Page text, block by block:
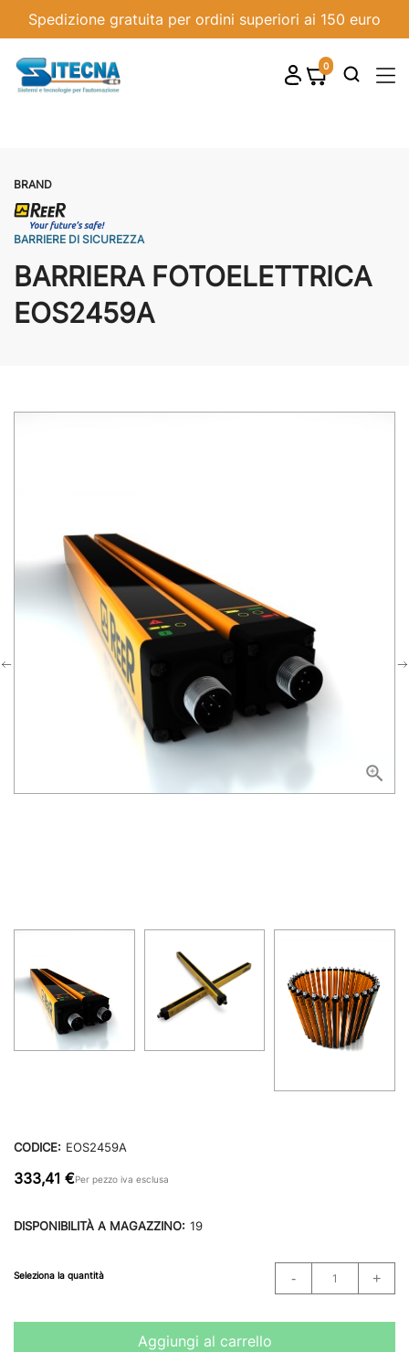
Spedizione gratuita per ordini superiori ai 150 euro
 shopping_cart0
BARRIERE DI SICUREZZA
BARRIERA FOTOELETTRICA
EOS2459A
BRAND
CODICE: EOS2459A
333,41 €Per pezzo iva esclusa
DISPONIBILITÀ A MAGAZZINO: 19
Seleziona la quantità
Aggiungi al carrello